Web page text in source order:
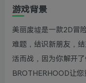
游戏背景
美丽废墟是一款2D冒
难题，结识新朋友，
活而战，因为你解开
BROTHERHOOD让